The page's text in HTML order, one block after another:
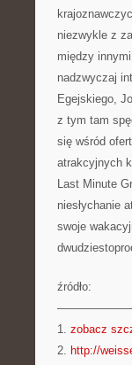
niezwykle z
między
nadzwyczaj
Egejskiego,
z tym tam
się wśród
atrakcyjnych
Last Minute
niesłychanie
swoje
źródło:
1. zobacz
2. http://